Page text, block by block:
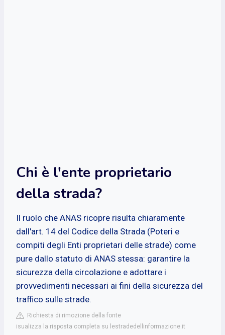
Chi è l'ente proprietario
della strada?
Il ruolo che ANAS ricopre risulta chiaramente
dall'art. 14 del Codice della Strada (Poteri e
compiti degli Enti proprietari delle strade) come
pure dallo statuto di ANAS stessa: garantire la
sicurezza della circolazione e adottare i
provvedimenti necessari ai fini della sicurezza del
traffico sulle strade.
Richiesta di rimozione della fonte
isualizza la risposta completa su lestradedellinformazione.it